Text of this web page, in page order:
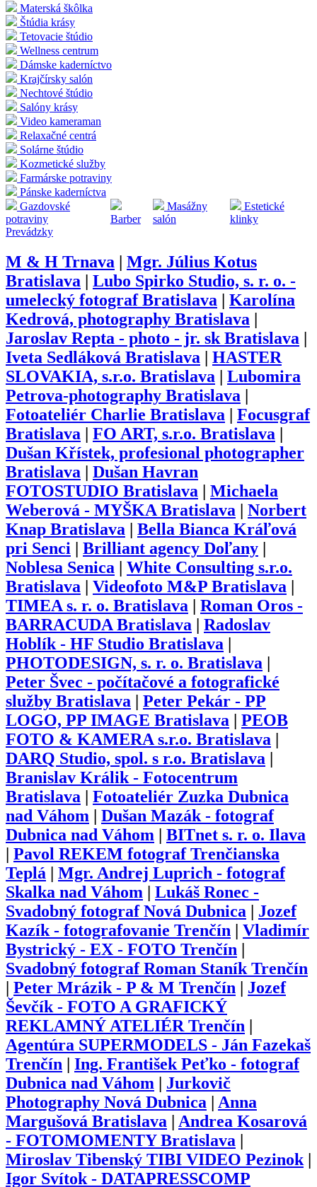
Materská škôlka
Štúdia krásy
Tetovacie štúdio
Wellness centrum
Dámske kaderníctvo
Krajčírsky salón
Nechtové štúdio
Salóny krásy
Video kameraman
Relaxačné centrá
Solárne štúdio
Kozmetické služby
Farmárske potraviny
Pánske kaderníctva
Gazdovské
potraviny
Barber
Masážny
salón
Estetické
klinky
Prevádzky
M & H Trnava
Mgr. Július Kotus
Bratislava
Lubo Spirko Studio, s. r. o. -
umelecký fotograf Bratislava
Karolína
Kedrová, photography Bratislava
Jaroslav Repta - photo - jr. sk Bratislava
Iveta Sedláková Bratislava
HASTER
SLOVAKIA, s.r.o. Bratislava
Lubomira
Petrova-photography Bratislava
Fotoateliér Charlie Bratislava
Focusgraf
Bratislava
FO ART, s.r.o. Bratislava
Dušan Křístek, profesional photographer
Bratislava
Dušan Havran
FOTOSTUDIO Bratislava
Michaela
Weberová - MYŠKA Bratislava
Norbert
Knap Bratislava
Bella Bianca Kráľová
pri Senci
Brilliant agency Doľany
Noblesa Senica
White Consulting s.r.o.
Bratislava
Videofoto M&P Bratislava
TIMEA s. r. o. Bratislava
Roman Oros -
BARRACUDA Bratislava
Radoslav
Hoblík - HF Studio Bratislava
PHOTODESIGN, s. r. o. Bratislava
Peter Švec - počítačové a fotografické
služby Bratislava
Peter Pekár - PP
LOGO, PP IMAGE Bratislava
PEOB
FOTO & KAMERA s.r.o. Bratislava
DARQ Studio, spol. s r.o. Bratislava
Branislav Králik - Fotocentrum
Bratislava
Fotoateliér Zuzka Dubnica
nad Váhom
Dušan Mazák - fotograf
Dubnica nad Váhom
BITnet s. r. o. Ilava
Pavol REKEM fotograf Trenčianska
Teplá
Mgr. Andrej Luprich - fotograf
Skalka nad Váhom
Lukáš Ronec -
Svadobný fotograf Nová Dubnica
Jozef
Kazík - fotografovanie Trenčín
Vladimír
Bystrický - EX - FOTO Trenčín
Svadobný fotograf Roman Staník Trenčín
Peter Mrázik - P & M Trenčín
Jozef
Ševčík - FOTO A GRAFICKÝ
REKLAMNÝ ATELIÉR Trenčín
Agentúra SUPERMODELS - Ján Fazekaš
Trenčín
Ing. František Peťko - fotograf
Dubnica nad Váhom
Jurkovič
Photography Nová Dubnica
Anna
Margušová Bratislava
Andrea Kosarová
- FOTOMOMENTY Bratislava
Miroslav Tibenský TIBI VIDEO Pezinok|
Igor Svítok - DATAPRESSCOMP